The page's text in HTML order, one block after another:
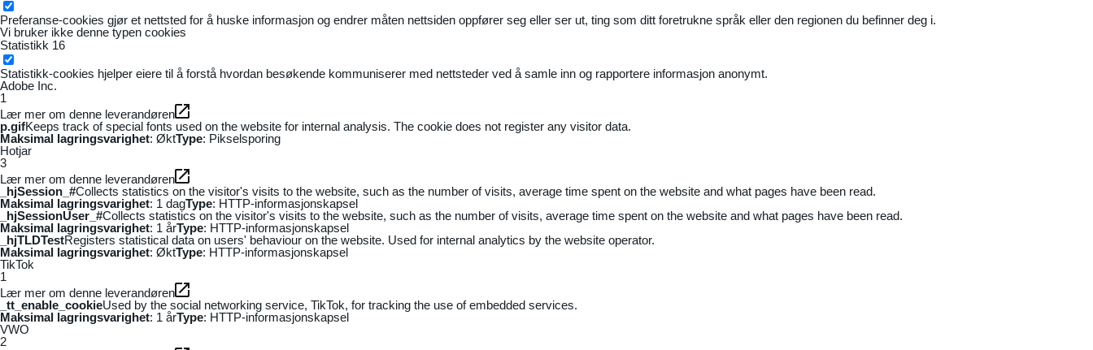
Preferanse-cookies gjør et nettsted for å huske informasjon og endrer måten nettsiden oppfører seg eller ser ut, ting som ditt foretrukne språk eller den regionen du befinner deg i.
Vi bruker ikke denne typen cookies
Statistikk 16
Statistikk-cookies hjelper eiere til å forstå hvordan besøkende kommuniserer med nettsteder ved å samle inn og rapportere informasjon anonymt.
Adobe Inc.
1
Lær mer om denne leverandøren
p.gifKeeps track of special fonts used on the website for internal analysis. The cookie does not register any visitor data.
Maksimal lagringsvarighet: ØktType: Pikselsporing
Hotjar
3
Lær mer om denne leverandøren
_hjSession_#Collects statistics on the visitor's visits to the website, such as the number of visits, average time spent on the website and what pages have been read.
Maksimal lagringsvarighet: 1 dagType: HTTP-informasjonskapsel
_hjSessionUser_#Collects statistics on the visitor's visits to the website, such as the number of visits, average time spent on the website and what pages have been read.
Maksimal lagringsvarighet: 1 årType: HTTP-informasjonskapsel
_hjTLDTestRegisters statistical data on users' behaviour on the website. Used for internal analytics by the website operator.
Maksimal lagringsvarighet: ØktType: HTTP-informasjonskapsel
TikTok
1
Lær mer om denne leverandøren
_tt_enable_cookieUsed by the social networking service, TikTok, for tracking the use of embedded services.
Maksimal lagringsvarighet: 1 årType: HTTP-informasjonskapsel
VWO
2